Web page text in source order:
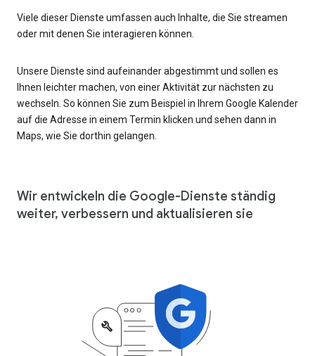
Viele dieser Dienste umfassen auch Inhalte, die Sie streamen
oder mit denen Sie interagieren können.
Unsere Dienste sind aufeinander abgestimmt und sollen es
Ihnen leichter machen, von einer Aktivität zur nächsten zu
wechseln. So können Sie zum Beispiel in Ihrem Google Kalender
auf die Adresse in einem Termin klicken und sehen dann in
Maps, wie Sie dorthin gelangen.
Wir entwickeln die Google-Dienste ständig
weiter, verbessern und aktualisieren sie